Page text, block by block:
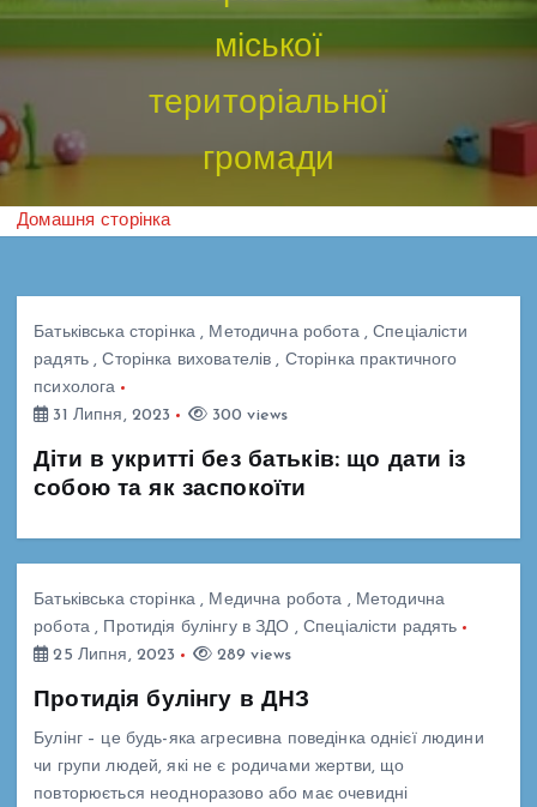
міської
територіальної
громади
Домашня сторінка
Батьківська сторінка, Методична робота,Спеціалісти
радять ,Сторінка вихователів , Сторінка практичного
психолога
31 Липня, 2023
300 views
Діти в укритті без батьків: що дати із
собою та як заспокоїти
Батьківська сторінка, Медична робота , Методична
робота , Протидія булінгу в ЗДО , Спеціалісти радять
25 Липня, 2023
289 views
Протидія булінгу в ДНЗ
Булінг – це будь-яка агресивна поведінка однієї людини
чи групи людей, які не є родичами жертви, що
повторюється неодноразово або має очевидні